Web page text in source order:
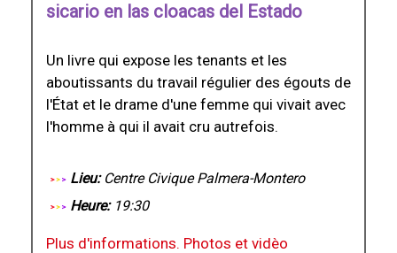
sicario en las cloacas del Estado
Un livre qui expose les tenants et les
aboutissants du travail régulier des égouts de
l'État et le drame d'une femme qui vivait avec
l'homme à qui il avait cru autrefois.
Lieu:Centre Civique Palmera-Montero
Heure:19:30
Plus d'informations. Photos et vidèo